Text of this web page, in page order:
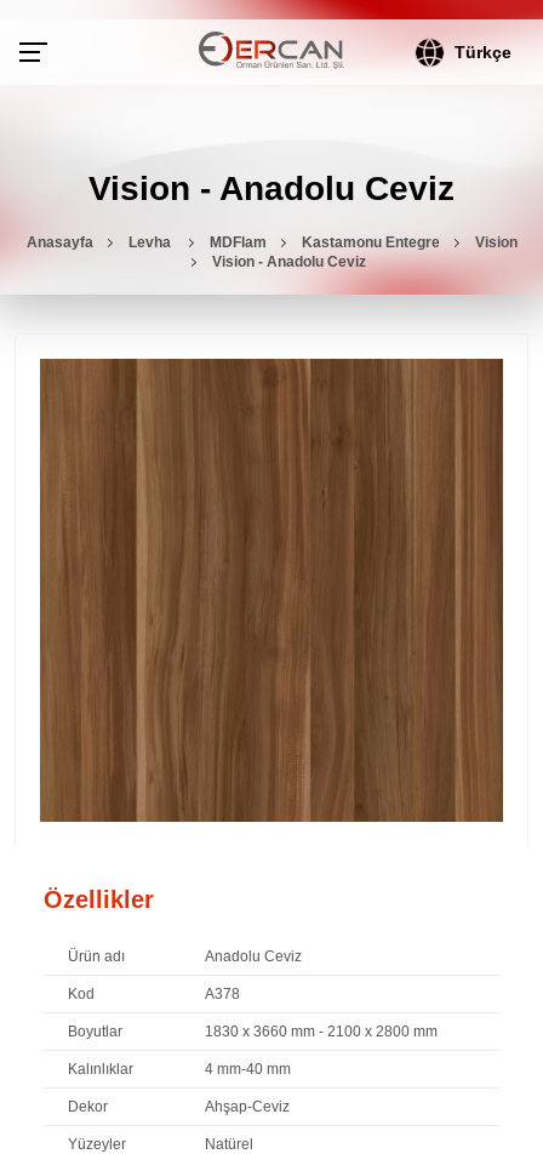
Türkçe
Vision - Anadolu Ceviz
Anasayfa Levha MDFlam Kastamonu Entegre
Vision
Vision - Anadolu Ceviz
Özellikler
Ürün adı Anadolu Ceviz
Kod A378
Boyutlar 1830 x 3660 mm - 2100 x 2800 mm
Kalınlıklar 4 mm-40 mm
Dekor Ahşap-Ceviz
Yüzeyler Natürel